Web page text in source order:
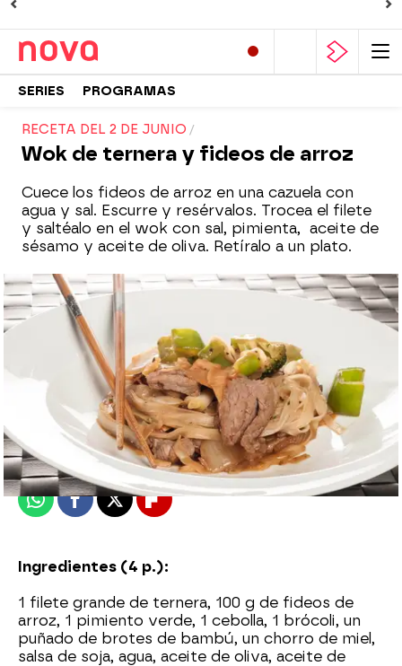
SERIES PROGRAMAS
RECETA DEL 2 DE JUNIO
Wok de ternera y fideos de arroz
Cuece los fideos de arroz en una cazuela con
agua y sal. Escurre y resérvalos. Trocea el filete
y saltéalo en el wok con sal, pimienta, aceite de
sésamo y aceite de oliva. Retíralo a un plato.
Nova
Madrid
Publicado:02 de junio de 2015, 09:16
WhatsappFacebook
X Flipboard
Ingredientes (4 p.):
1 filete grande de ternera, 100 g de fideos de
arroz, 1 pimiento verde, 1 cebolla, 1 brócoli, un
puñado de brotes de bambú, un chorro de miel,
salsa de soja, agua, aceite de oliva, aceite de